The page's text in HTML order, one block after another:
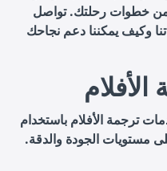
خطوات رحلتك. تواصل
وكيف يمكننا دعم نجاحك
ترجمة الأفلام باستخدام
مستويات الجودة والدقة.